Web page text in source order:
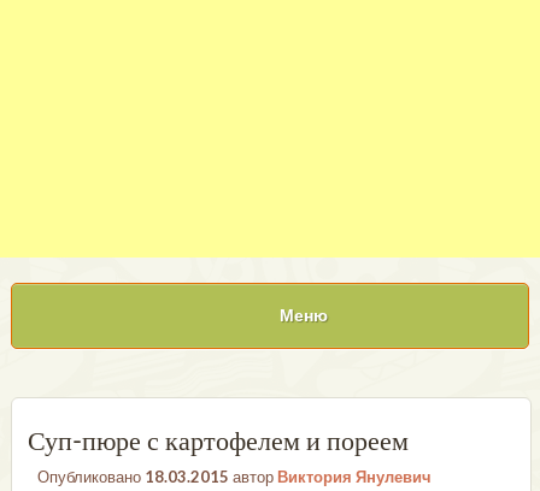
Меню
Суп-пюре с картофелем и пореем
Опубликовано 18.03.2015 автор Виктория Янулевич